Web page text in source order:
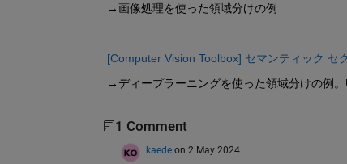
→画像処理を使った領域分けの例
[Computer Vision Toolbox] セマンティック セ
→ディープラーニングを使った領域分けの例
1 Comment
kaede on 2 May 2024